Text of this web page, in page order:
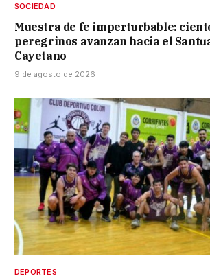
SOCIEDAD
Muestra de fe imperturbable:
peregrinos avanzan hacia el
Cayetano
9 de agosto de 2026
DEPORTES